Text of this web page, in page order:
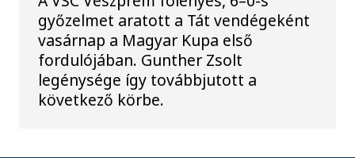
győzelmet aratott a Tát vendégeként
vasárnap a Magyar Kupa első
fordulójában. Gunther Zsolt
legénysége így továbbjutott a
következő körbe.